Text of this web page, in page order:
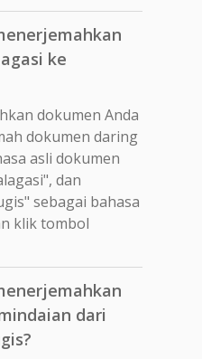
ke
dokumen Anda
dokumen daring
asli dokumen
dan
sebagai bahasa
klik tombol
dari